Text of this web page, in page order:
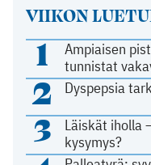
VIIKON
1
Ampiaisen
tunnistat
2 Dyspepsia
3
Läiskät iholla
kysymys?